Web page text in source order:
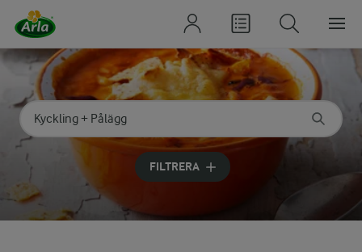
Sök på kategori eller ingrediens
Skriv in sökord för att få förslag
FILTRERA